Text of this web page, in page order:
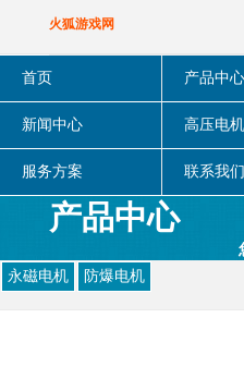
火狐游戏网
首页 产品中心
新闻中心 高压电机
服务方案 联系我们
产品中心
永磁电机
防爆电机